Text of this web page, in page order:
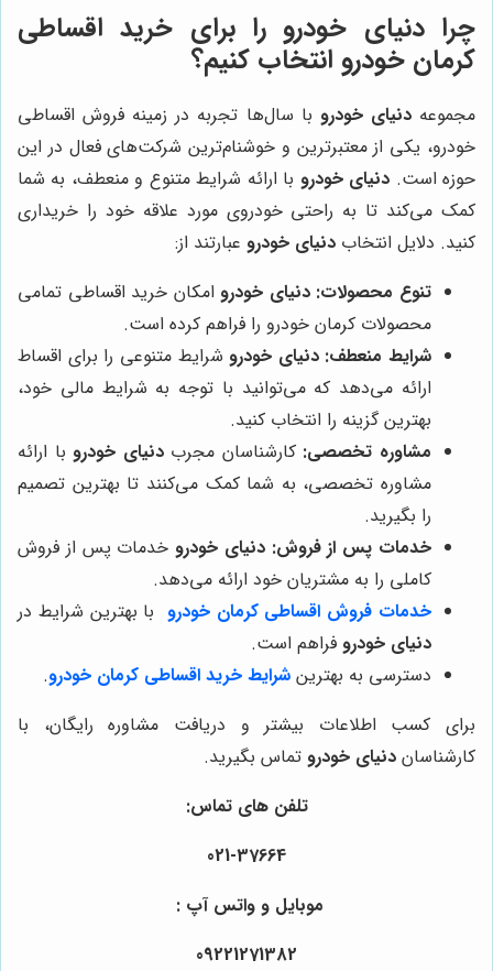
چرا دنیای خودرو را برای خرید اقساطی
کرمان خودرو انتخاب کنیم؟
مجموعهدنیای خودرو با سال‌ها تجربه در زمینه فروش اقساطی
خودرو، یکی از معتبرترین و خوشنام‌ترین شرکت‌های فعال در این
حوزه است. دنیای خودرو با ارائه شرایط متنوع و منعطف، به شما
کمک می‌کند تا به راحتی خودروی مورد علاقه خود را خریداری
کنید. دلایل انتخاب دنیای خودرو عبارتند از:
تنوع محصولات: دنیای خودرو امکان خرید اقساطی تمامی
محصولات کرمان خودرو را فراهم کرده است.
شرایط منعطف: دنیای خودرو شرایط متنوعی را برای اقساط
ارائه می‌دهد که می‌توانید با توجه به شرایط مالی خود،
بهترین گزینه را انتخاب کنید.
مشاوره تخصصی: کارشناسان مجربدنیای خودرو با ارائه
مشاوره تخصصی، به شما کمک می‌کنند تا بهترین تصمیم
را بگیرید.
خدمات پس از فروش: دنیای خودرو خدمات پس از فروش
کاملی را به مشتریان خود ارائه می‌دهد.
خدمات فروش اقساطی کرمان خودرو با بهترین شرایط در
دنیای خودرو فراهم است.
دسترسی به بهترین شرایط خرید اقساطی کرمان خودرو.
برای کسب اطلاعات بیشتر و دریافت مشاوره رایگان، با
کارشناسان دنیای خودرو تماس بگیرید.
تلفن های تماس:
021-37664
موبایل و واتس آپ :
09221271382